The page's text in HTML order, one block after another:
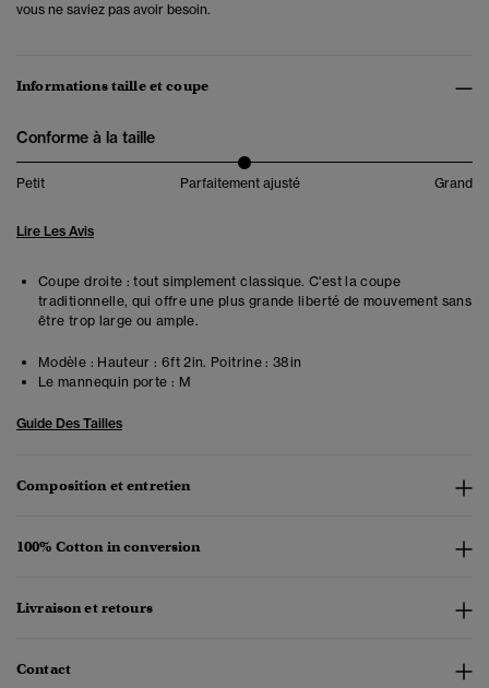
vous ne saviez pas avoir besoin.
Informations taille et coupe
Conforme à la taille
Petit Parfaitement ajusté Grand
Lire Les Avis
Coupe droite : tout simplement classique. C'est la coupe
traditionnelle, qui offre une plus grande liberté de mouvement sans
être trop large ou ample.
Modèle : Hauteur : 6ft 2in. Poitrine : 38in
Le mannequin porte : M
Guide Des Tailles
Composition et entretien
100% Cotton in conversion
Livraison et retours
Contact